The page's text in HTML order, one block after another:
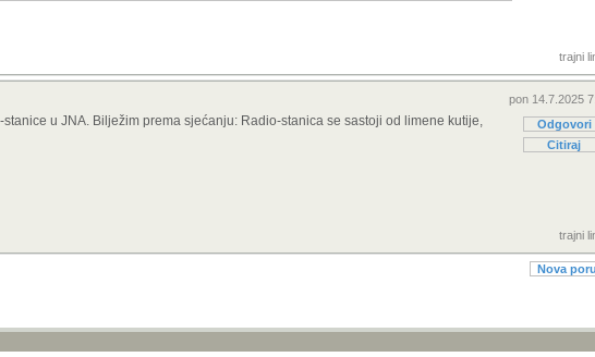
trajni
pon 14.7.2025
Odgovori
Citiraj
u JNA. Bilježim prema sjećanju: Radio-stanica se sastoji od limene kutije,
trajni
Nova